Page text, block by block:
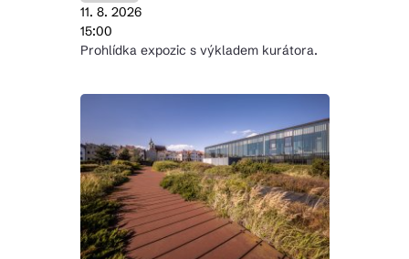
11. 8. 2026
15:00
Prohlídka expozic s výkladem kurátora.